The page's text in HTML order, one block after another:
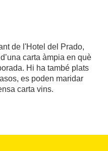
de l'Hotel del Prado,
carta àmpia en què
Hi ha també plats
es poden maridar
carta vins.